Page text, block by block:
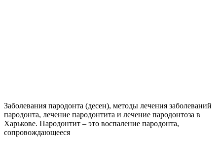
Заболевания пародонта (десен), методы лечения заболеваний
пародонта, лечение пародонтита и лечение пародонтоза в
Харькове. Пародонтит – это воспаление пародонта,
сопровождающееся